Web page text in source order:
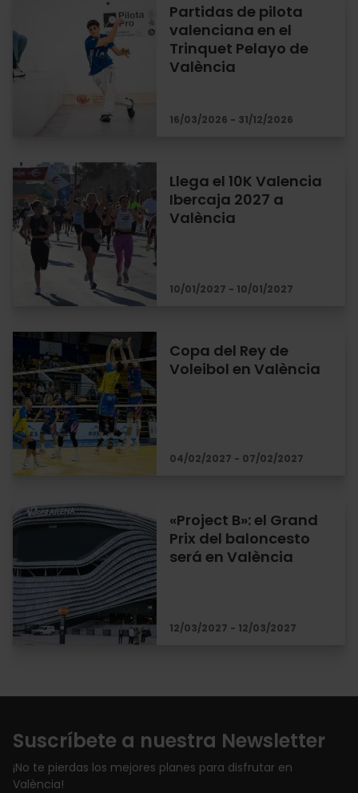
Partidas de pilota
valenciana en el
Trinquet Pelayo de
València
16/03/2026 - 31/12/2026
Llega el 10K Valencia
Ibercaja 2027 a
València
10/01/2027 - 10/01/2027
Copa del Rey de
Voleibol en València
04/02/2027 - 07/02/2027
«Project B»: el Grand
Prix del baloncesto
será en València
12/03/2027 - 12/03/2027
Suscríbete a nuestra Newsletter
¡No te pierdas los mejores planes para disfrutar en
València!